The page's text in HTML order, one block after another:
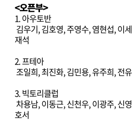
<오픈부>
1. 아우토반
김우기, 김호영, 주영수, 염현섭, 이
재석
2. 프테아
조일희, 최진화, 김민용, 유주희, 전
3. 빅토리클럽
차용남, 이동근, 신천우, 이광주, 신
호서